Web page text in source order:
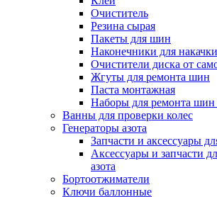
Очиститель
Резина сырая
Пакеты для шин
Наконечники для
Очистители диска от
Жгуты для ремонта шин
Паста монтажная
Наборы для ремонта шин
Ванны для проверки колес
Генераторы азота
Запчасти и аксессуары
Аксессуары и запчасти
азота
Бортоотжиматели
Ключи баллонные